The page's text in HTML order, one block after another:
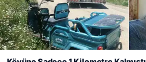
Web sitemizi nasıl kullandığınızı daha iyi